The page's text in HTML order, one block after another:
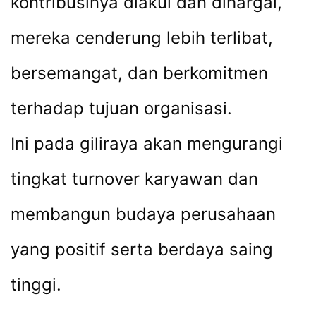
mereka cenderung lebih terlibat,
bersemangat, dan berkomitmen
terhadap tujuan organisasi.
Ini pada giliraya akan mengurangi
tingkat turnover karyawan dan
membangun budaya perusahaan
yang positif serta berdaya saing
tinggi.